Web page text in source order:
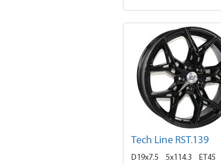
Tech Line RST.139
D19x7.5 5x114.3 ET45